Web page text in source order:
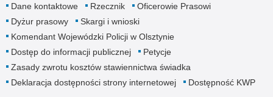
Dane kontaktowe Rzecznik
Oficerowie Prasowi
Dyżur prasowy
Skargi i wnioski
Komendant Wojewódzki Policji w Olsztynie
Dostęp do informacji publicznej
Petycje
Zasady zwrotu kosztów stawiennictwa świadka
Deklaracja dostępności strony internetowej
Dostępność KWP